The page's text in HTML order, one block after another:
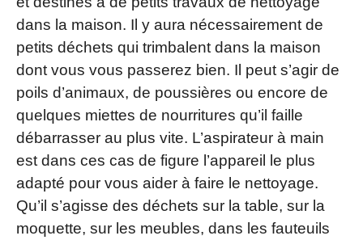
dans la maison. Il y aura nécessairement de
petits déchets qui trimbalent dans la maison
dont vous vous passerez bien. Il peut s’agir de
poils d’animaux, de poussières ou encore de
quelques miettes de nourritures qu’il faille
débarrasser au plus vite. L’aspirateur à main
est dans ces cas de figure l’appareil le plus
adapté pour vous aider à faire le nettoyage.
Qu’il s’agisse des déchets sur la table, sur la
moquette, sur les meubles, dans les fauteuils